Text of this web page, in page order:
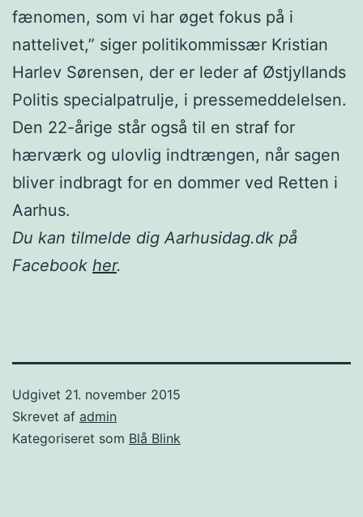
fænomen, som vi har øget fokus på i
nattelivet,” siger politikommissær Kristian
Harlev Sørensen, der er leder af Østjyllands
Politis specialpatrulje, i pressemeddelelsen.
Den 22-årige står også til en straf for
hærværk og ulovlig indtrængen, når sagen
bliver indbragt for en dommer ved Retten i
Aarhus.
Du kan tilmelde dig Aarhusidag.dk på
Facebook her.
Udgivet 21. november 2015
Skrevet af admin
Kategoriseret som Blå Blink